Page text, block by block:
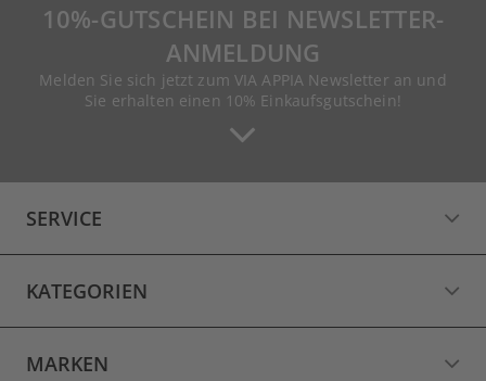
10%-GUTSCHEIN BEI NEWSLETTER-
ANMELDUNG
Melden Sie sich jetzt zum VIA APPIA Newsletter an und
Sie erhalten einen 10% Einkaufsgutschein!
SERVICE
KATEGORIEN
MARKEN